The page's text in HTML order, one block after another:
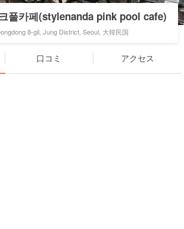
풀카페(stylenanda pink pool cafe)
8-gil, Jung District, Seoul, 大韓民国
口コミ アクセス